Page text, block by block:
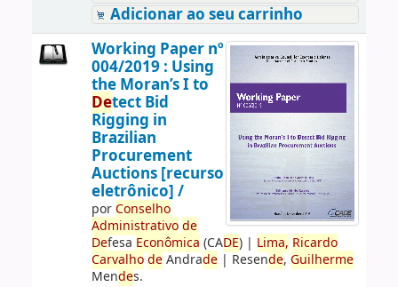
Adicionar ao seu carrinho
Working Paper nº
004/2019 : Using
the Moran’s I to
Detect Bid
Rigging in
Brazilian
Procurement
Auctions [recurso
eletrônico] /
porConselho
Administrativo de
Defesa Econômica (CADE)| Lima, Ricardo
Carvalho deAndrade| Resende, Guilherme
Mendes.